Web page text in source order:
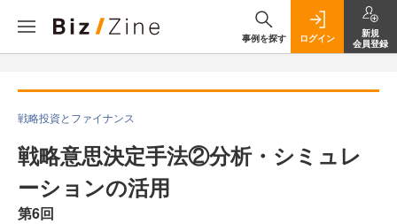
事例を探す ログイン
新規
会員登録
戦略投資とファイナンス
戦略意思決定手法②分析・シミュレ
ーションの活用
第6回